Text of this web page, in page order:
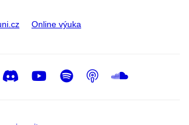
Online výuka
DiscordYoutube
Spotify
Podcast